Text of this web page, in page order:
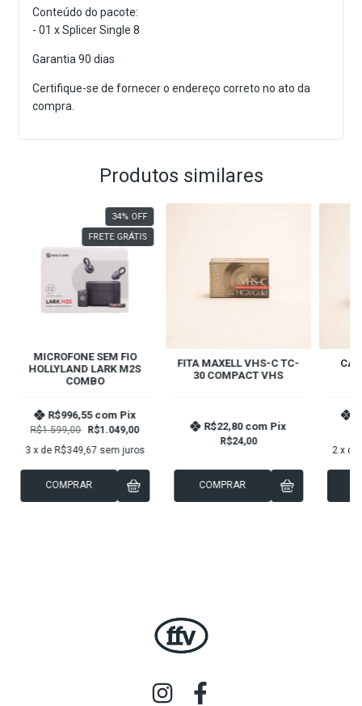
Conteúdo do pacote:
- 01 x Splicer Single 8
Garantia 90 dias
Certifique-se de fornecer o endereço correto no ato da
compra.
Produtos similares
34% OFF
FRETE GRÁTIS
MICROFONE SEM FIO
HOLLYLAND LARK M2S
COMBO
R$1.599,00 R$1.049,00
R$996,55 com Pix
3 x de R$349,67 sem juros
COMPRAR
FITA MAXELL VHS-C TC-
30 COMPACT VHS
R$24,00
R$22,80 com Pix
COMPRAR
2 x de